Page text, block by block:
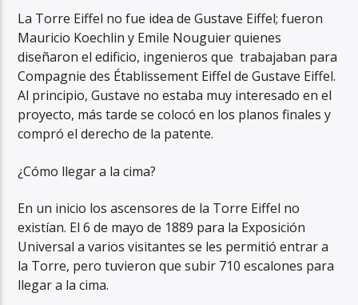
La Torre Eiffel no fue idea de Gustave Eiffel; fueron
Mauricio Koechlin y Emile Nouguier quienes
diseñaron el edificio, ingenieros que trabajaban para
Compagnie des Établissement Eiffel de Gustave Eiffel.
Al principio, Gustave no estaba muy interesado en el
proyecto, más tarde se colocó en los planos finales y
compró el derecho de la patente.
¿Cómo llegar a la cima?
En un inicio los ascensores de la Torre Eiffel no
existían. El 6 de mayo de 1889 para la Exposición
Universal a varios visitantes se les permitió entrar a
la Torre, pero tuvieron que subir 710 escalones para
llegar a la cima.